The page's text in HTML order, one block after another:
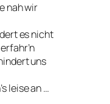
nah wir
es nicht
uns
leise an …